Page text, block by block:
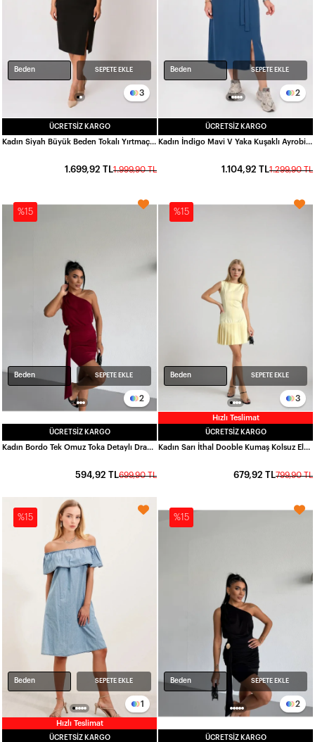
3
Beden SEPETE EKLE
ÜCRETSIZ KARGO
Kadın Siyah Büyük Beden Tokalı Yırtmaç Detaylı Midi Boy Abiye Elbise HZL26S-TRV16011
1.999,90 TL
1.699,92 TL
2
Beden SEPETE EKLE
ÜCRETSIZ KARGO
Kadın İndigo Mavi V Yaka Kuşaklı Ayrobin Kumaş Büyük Beden Elbise HZL26S-ZSS150391
1.299,90 TL
1.104,92 TL
%15
2
Beden SEPETE EKLE
ÜCRETSIZ KARGO
Kadın Bordo Tek Omuz Toka Detaylı Drapeli Sandy Kumaş Mini Elbise HZL26S-FRY123881
699,90 TL
594,92 TL
%15
Hızlı Teslimat
3
Beden SEPETE EKLE
ÜCRETSIZ KARGO
Kadın Sarı İthal Dooble Kumaş Kolsuz Elbise HZL25W-FRY122651
799,90 TL
679,92 TL
%15
Hızlı Teslimat
1
Beden SEPETE EKLE
ÜCRETSIZ KARGO
%15
2
Beden SEPETE EKLE
ÜCRETSIZ KARGO